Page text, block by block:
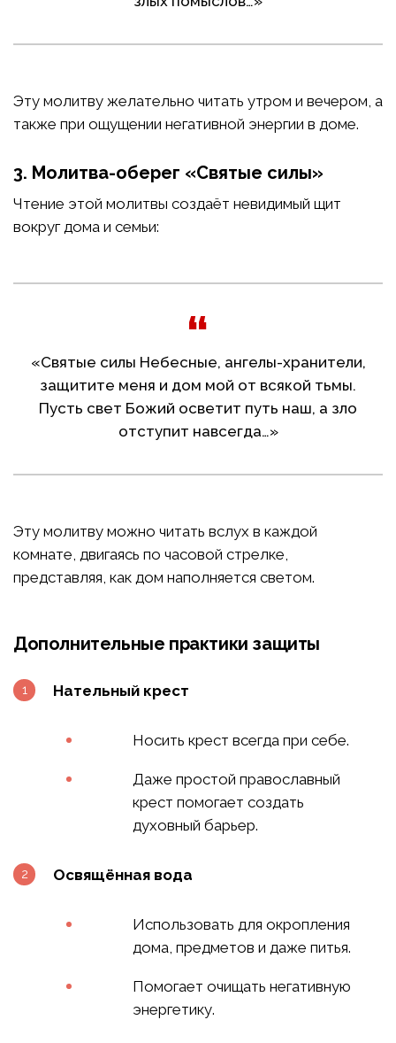
Эту молитву желательно читать утром и вечером, а
также при ощущении негативной энергии в доме.
3. Молитва-оберег «Святые силы»
Чтение этой молитвы создаёт невидимый щит
вокруг дома и семьи:
«Святые силы Небесные, ангелы-хранители,
защитите меня и дом мой от всякой тьмы.
Пусть свет Божий осветит путь наш, а зло
отступит навсегда…»
Эту молитву можно читать вслух в каждой
комнате, двигаясь по часовой стрелке,
представляя, как дом наполняется светом.
Дополнительные практики защиты
Нательный крест
Носить крест всегда при себе.
Даже простой православный
крест помогает создать
духовный барьер.
Освящённая вода
Использовать для окропления
дома, предметов и даже питья.
Помогает очищать негативную
энергетику.